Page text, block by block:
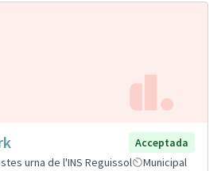
Acceptada
urna de l'INS Reguissol
Municipal